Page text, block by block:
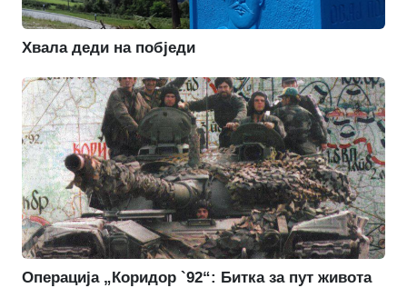
Хвала деди на побједи
Операција „Коридор `92“: Битка за пут живота